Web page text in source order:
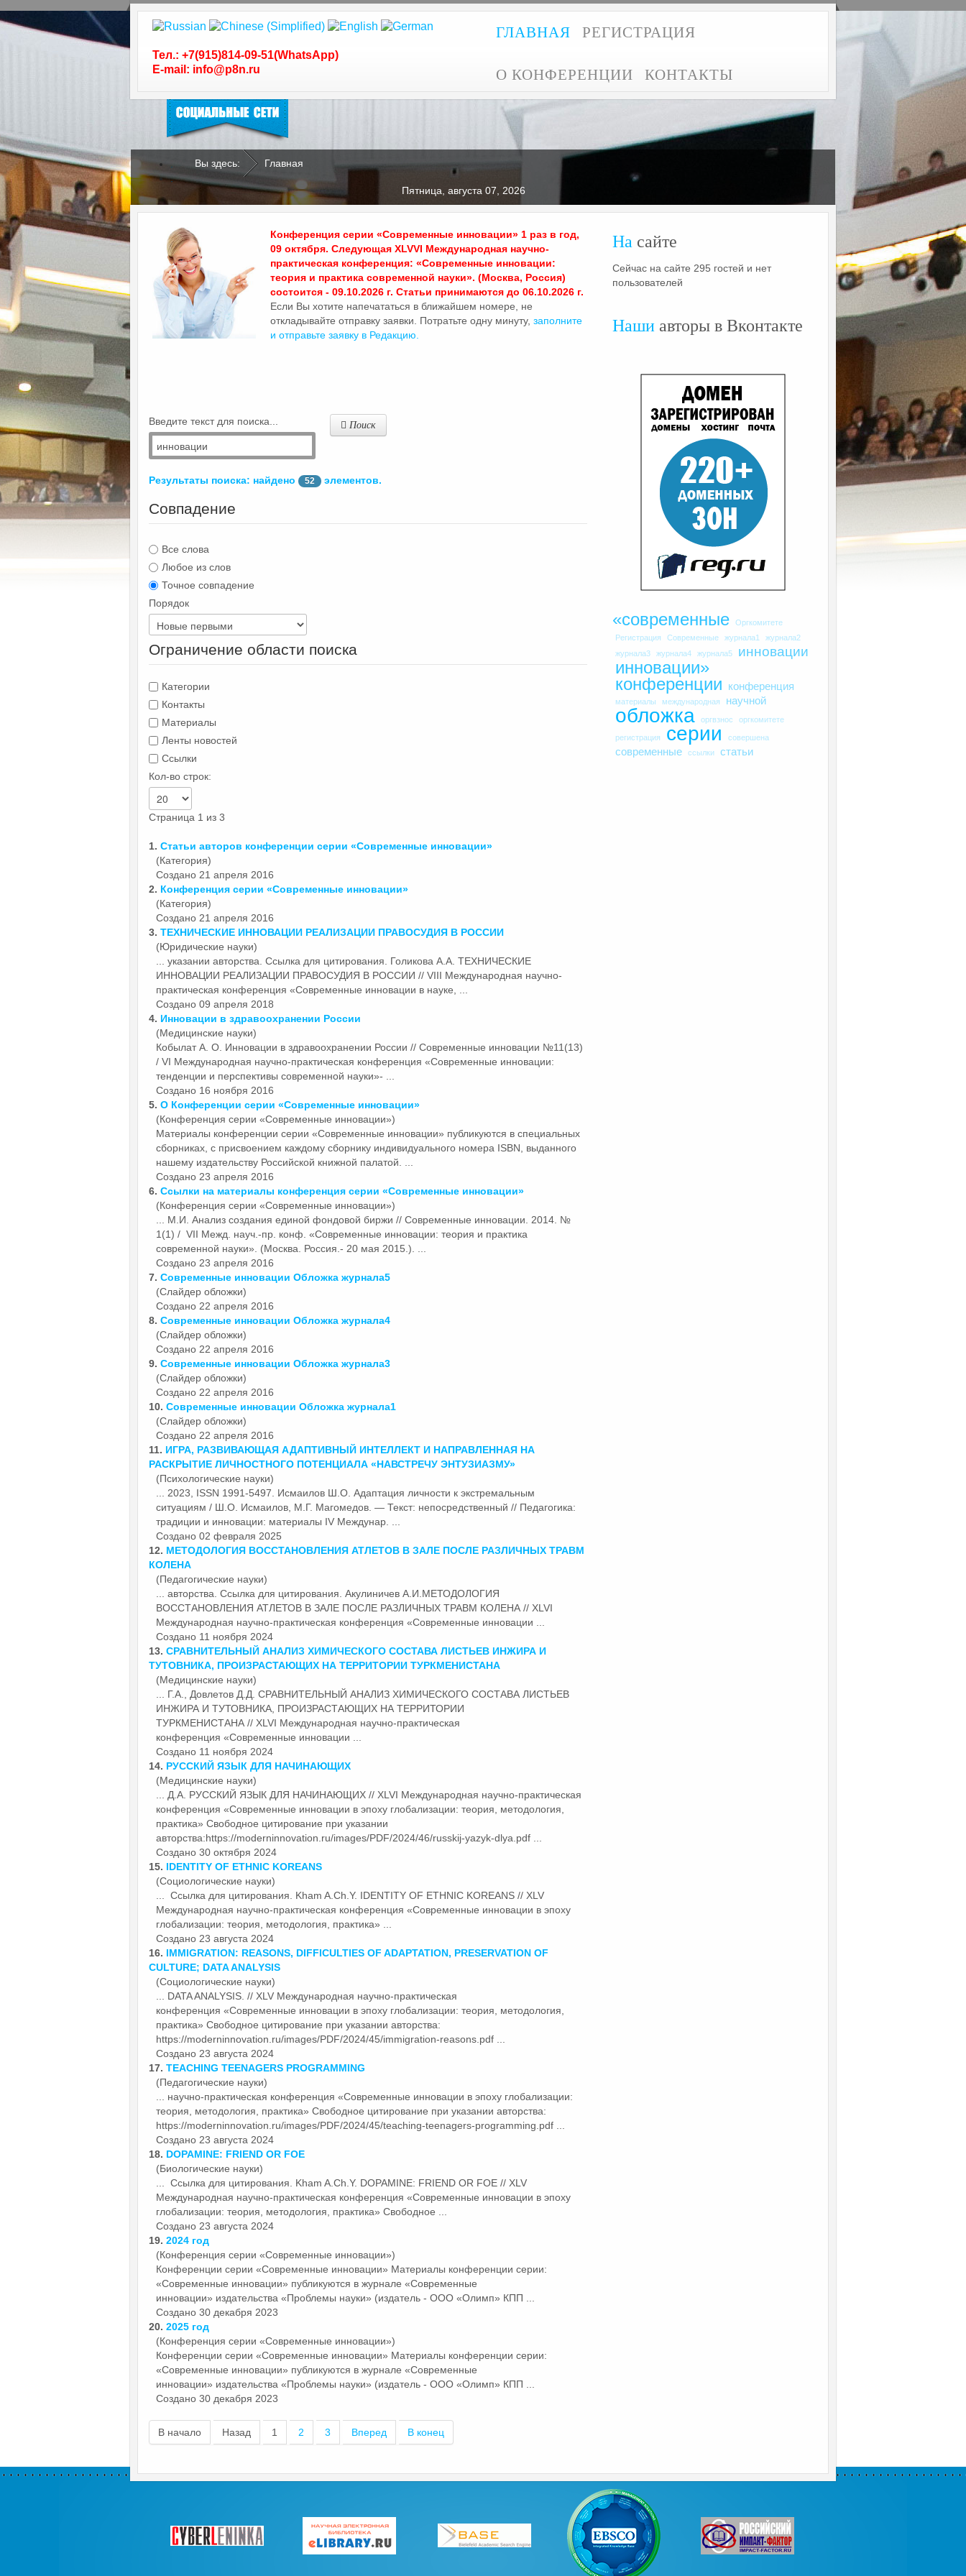
Тел.: +7(915)814-09-51(WhatsApp)
E-mail: info@p8n.ru
ГЛАВНАЯ РЕГИСТРАЦИЯ
О КОНФЕРЕНЦИИ КОНТАКТЫ
Следуйте за нами в
.
Вы здесь: Главная
Пятница, августа 07, 2026
Конференция серии «Современные инновации» 1 раз в год,
09 октября. Следующая XLVVI Международная научно-
практическая конференция: «Современные инновации:
теория и практика современной науки». (Москва, Россия)
состоится - 09.10.2026 г. Статьи принимаются до 06.10.2026 г.
Если Вы хотите напечататься в ближайшем номере, не
откладывайте отправку заявки. Потратьте одну минуту, заполните
и отправьте заявку в Редакцию.
Введите текст для поиска... Поиск
Результаты поиска: найдено 52 элементов.
Совпадение
Все слова
Любое из слов
Точное совпадение
Порядок
Ограничение области поиска
Категории
Контакты
Материалы
Ленты новостей
Ссылки
Кол-во строк:
Страница 1 из 3
1. Статьи авторов конференции серии «Современные инновации»
(Категория)
Создано 21 апреля 2016
2. Конференция серии «Современные инновации»
(Категория)
Создано 21 апреля 2016
3. ТЕХНИЧЕСКИЕ ИННОВАЦИИ РЕАЛИЗАЦИИ ПРАВОСУДИЯ В РОССИИ
(Юридические науки)
... указании авторства. Ссылка для цитирования. Голикова А.А. ТЕХНИЧЕСКИЕ
ИННОВАЦИИ РЕАЛИЗАЦИИ ПРАВОСУДИЯ В РОССИИ // VIII Международная научно-
практическая конференция «Современные инновации в науке, ...
Создано 09 апреля 2018
4. Инновации в здравоохранении России
(Медицинские науки)
Кобылат А. О. Инновации в здравоохранении России // Современные инновации №11(13)
/ VI Международная научно-практическая конференция «Современные инновации:
тенденции и перспективы современной науки»- ...
Создано 16 ноября 2016
5. О Конференции серии «Современные инновации»
(Конференция серии «Современные инновации»)
Материалы конференции серии «Современные инновации» публикуются в специальных
сборниках, с присвоением каждому сборнику индивидуального номера ISBN, выданного
нашему издательству Российской книжной палатой. ...
Создано 23 апреля 2016
6. Ссылки на материалы конференция серии «Современные инновации»
(Конференция серии «Современные инновации»)
... М.И. Анализ создания единой фондовой биржи // Современные инновации . 2014. №
1(1) / VII Межд. науч.-пр. конф. «Современные инновации: теория и практика
современной науки». (Москва. Россия.- 20 мая 2015.). ...
Создано 23 апреля 2016
7. Современные инновации Обложка журнала5
(Слайдер обложки)
Создано 22 апреля 2016
8. Современные инновации Обложка журнала4
(Слайдер обложки)
Создано 22 апреля 2016
9. Современные инновации Обложка журнала3
(Слайдер обложки)
Создано 22 апреля 2016
10. Современные инновации Обложка журнала1
(Слайдер обложки)
Создано 22 апреля 2016
11. ИГРА, РАЗВИВАЮЩАЯ АДАПТИВНЫЙ ИНТЕЛЛЕКТ И НАПРАВЛЕННАЯ НА
РАСКРЫТИЕ ЛИЧНОСТНОГО ПОТЕНЦИАЛА «НАВСТРЕЧУ ЭНТУЗИАЗМУ»
(Психологические науки)
... 2023, ISSN 1991-5497. Исмаилов Ш.О. Адаптация личности к экстремальным
ситуациям / Ш.О. Исмаилов, М.Г. Магомедов. — Текст: непосредственный // Педагогика:
традиции и инновации: материалы IV Междунар. ...
Создано 02 февраля 2025
12. МЕТОДОЛОГИЯ ВОССТАНОВЛЕНИЯ АТЛЕТОВ В ЗАЛЕ ПОСЛЕ РАЗЛИЧНЫХ ТРАВМ
КОЛЕНА
(Педагогические науки)
... авторства. Ссылка для цитирования. Акулиничев А.И.МЕТОДОЛОГИЯ
ВОССТАНОВЛЕНИЯ АТЛЕТОВ В ЗАЛЕ ПОСЛЕ РАЗЛИЧНЫХ ТРАВМ КОЛЕНА // XLVI
Международная научно-практическая конференция «Современные инновации
Создано 11 ноября 2024
13. СРАВНИТЕЛЬНЫЙ АНАЛИЗ ХИМИЧЕСКОГО СОСТАВА ЛИСТЬЕВ ИНЖИРА И
ТУТОВНИКА, ПРОИЗРАСТАЮЩИХ НА ТЕРРИТОРИИ ТУРКМЕНИСТАНА
(Медицинские науки)
... Г.А., Довлетов Д.Д. СРАВНИТЕЛЬНЫЙ АНАЛИЗ ХИМИЧЕСКОГО СОСТАВА ЛИСТЬЕВ
ИНЖИРА И ТУТОВНИКА, ПРОИЗРАСТАЮЩИХ НА ТЕРРИТОРИИ
ТУРКМЕНИСТАНА // XLVI Международная научно-практическая
конференция «Современные инновации
Создано 11 ноября 2024
14. РУССКИЙ ЯЗЫК ДЛЯ НАЧИНАЮЩИХ
(Медицинские науки)
... Д.А. РУССКИЙ ЯЗЫК ДЛЯ НАЧИНАЮЩИХ // XLVI Международная научно-практическая
конференция «Современные инновации в эпоху глобализации: теория, методология,
практика» Свободное цитирование при указании
авторства:https://moderninnovation.ru/images/PDF/2024/46/russkij-yazyk-dlya.pdf ...
Создано 30 октября 2024
15. IDENTITY OF ETHNIC KOREANS
(Социологические науки)
... Ссылка для цитирования. Kham A.Ch.Y. IDENTITY OF ETHNIC KOREANS // XLV
Международная научно-практическая конференция «Современные инновации в эпоху
глобализации: теория, методология, практика» ...
Создано 23 августа 2024
16. IMMIGRATION: REASONS, DIFFICULTIES OF ADAPTATION, PRESERVATION OF
CULTURE; DATA ANALYSIS
(Социологические науки)
... DATA ANALYSIS. // XLV Международная научно-практическая
конференция «Современные инновации в эпоху глобализации: теория, методология,
практика» Свободное цитирование при указании авторства:
https://moderninnovation.ru/images/PDF/2024/45/immigration-reasons.pdf ...
Создано 23 августа 2024
17. TEACHING TEENAGERS PROGRAMMING
(Педагогические науки)
... научно-практическая конференция «Современные инновации в эпоху глобализации:
теория, методология, практика» Свободное цитирование при указании авторства:
https://moderninnovation.ru/images/PDF/2024/45/teaching-teenagers-programming.pdf ...
Создано 23 августа 2024
18. DOPAMINE: FRIEND OR FOE
(Биологические науки)
... Ссылка для цитирования. Kham A.Ch.Y. DOPAMINE: FRIEND OR FOE // XLV
Международная научно-практическая конференция «Современные инновации в эпоху
глобализации: теория, методология, практика» Свободное ...
Создано 23 августа 2024
19. 2024 год
(Конференция серии «Современные инновации»)
Конференции серии «Современные инновации» Материалы конференции серии:
«Современные инновации» публикуются в журнале «Современные
инновации» издательства «Проблемы науки» (издатель - ООО «Олимп» КПП ...
Создано 30 декабря 2023
20. 2025 год
(Конференция серии «Современные инновации»)
Конференции серии «Современные инновации» Материалы конференции серии:
«Современные инновации» публикуются в журнале «Современные
инновации» издательства «Проблемы науки» (издатель - ООО «Олимп» КПП ...
Создано 30 декабря 2023
В начало Назад 1 2 3 Вперед В конец
На сайте
Сейчас на сайте 295 гостей и нет
пользователей
Наши авторы в Вконтакте
«современные
Оргкомитете
Регистрация
Современные журнала1
журнала2
журнала3
журнала4 журнала5 инновации
инновации»
конференции
конференция
материалы международная научной
обложка оргвзнос оргкомитете
регистрация серии совершена
современные ссылки статьи